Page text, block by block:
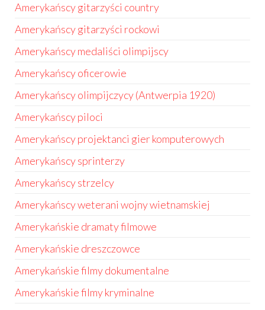
Amerykańscy gitarzyści country
Amerykańscy gitarzyści rockowi
Amerykańscy medaliści olimpijscy
Amerykańscy oficerowie
Amerykańscy olimpijczycy (Antwerpia 1920)
Amerykańscy piloci
Amerykańscy projektanci gier komputerowych
Amerykańscy sprinterzy
Amerykańscy strzelcy
Amerykańscy weterani wojny wietnamskiej
Amerykańskie dramaty filmowe
Amerykańskie dreszczowce
Amerykańskie filmy dokumentalne
Amerykańskie filmy kryminalne